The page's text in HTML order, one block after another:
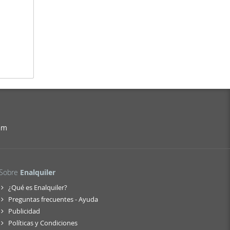
Sobre Enalquiler
¿Qué es Enalquiler?
Preguntas frecuentes - Ayuda
Publicidad
Políticas y Condiciones